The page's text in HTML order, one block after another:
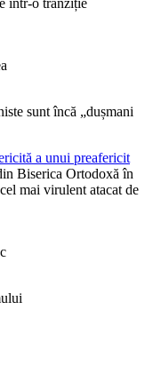
într-o tranziție
sunt încă „dușmani
a unui preafericit
Biserica Ortodoxă în
mai virulent atacat de